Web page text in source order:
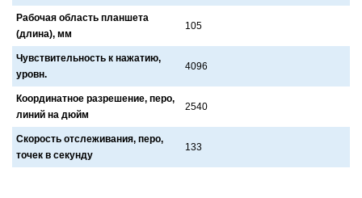
Рабочая область планшета
(длина), мм
105
Чувствительность к нажатию,
уровн.
4096
Координатное разрешение, перо,
линий на дюйм
2540
Скорость отслеживания, перо,
точек в секунду
133